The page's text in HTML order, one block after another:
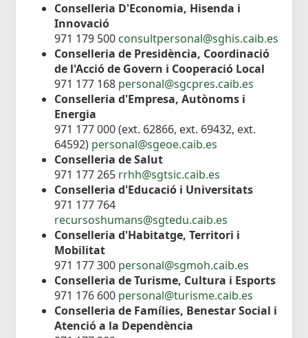
Conselleria D'Economia, Hisenda i
Innovació
971 179 500 consultpersonal@sghis.caib.es
Conselleria de Presidència, Coordinació
de l'Acció de Govern i Cooperació Local
971 177 168 personal@sgcpres.caib.es
Conselleria d'Empresa, Autònoms i
Energia
971 177 000 (ext. 62866, ext. 69432, ext.
64592) personal@sgeoe.caib.es
Conselleria de Salut
971 177 265 rrhh@sgtsic.caib.es
Conselleria d'Educació i Universitats
971 177 764
recursoshumans@sgtedu.caib.es
Conselleria d'Habitatge, Territori i
Mobilitat
971 177 300 personal@sgmoh.caib.es
Conselleria de Turisme, Cultura i Esports
971 176 600 personal@turisme.caib.es
Conselleria de Famílies, Benestar Social i
Atenció a la Dependència